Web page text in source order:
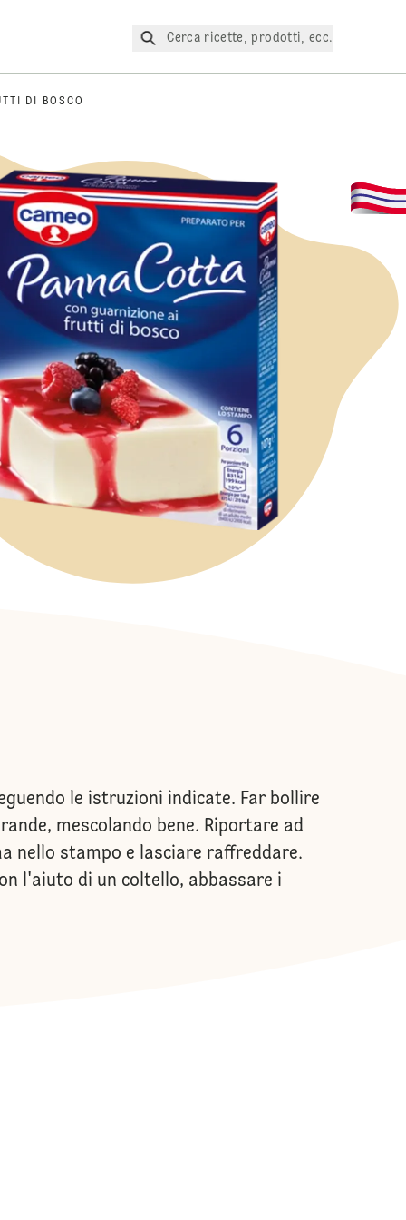
Cerca ricette, prodotti, ecc.
DI BOSCO
le istruzioni indicate. Far bollire
mescolando bene. Riportare ad
nello stampo e lasciare raffreddare.
l'aiuto di un coltello, abbassare i